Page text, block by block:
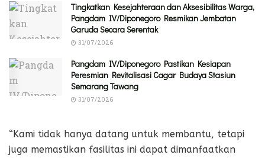
Tingkatkan Kesejahteraan dan Aksesibilitas Warga,
Pangdam IV/Diponegoro Resmikan Jembatan
Garuda Secara Serentak
31/07/2026
Pangdam IV/Diponegoro Pastikan Kesiapan
Peresmian Revitalisasi Cagar Budaya Stasiun
Semarang Tawang
31/07/2026
“Kami tidak hanya datang untuk membantu, tetapi
juga memastikan fasilitas ini dapat dimanfaatkan